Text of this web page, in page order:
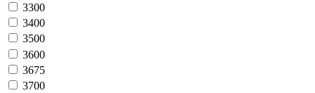
3300
3400
3500
3600
3675
3700